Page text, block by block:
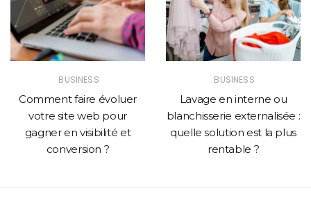
BUSINESS
Comment faire évoluer
votre site web pour
gagner en visibilité et
conversion ?
BUSINESS
Lavage en interne ou
blanchisserie externalisée :
quelle solution est la plus
rentable ?